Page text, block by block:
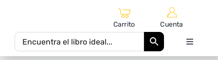
Carrito Cuenta
Toggle